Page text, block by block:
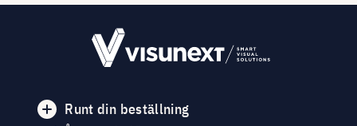
Runt din beställning